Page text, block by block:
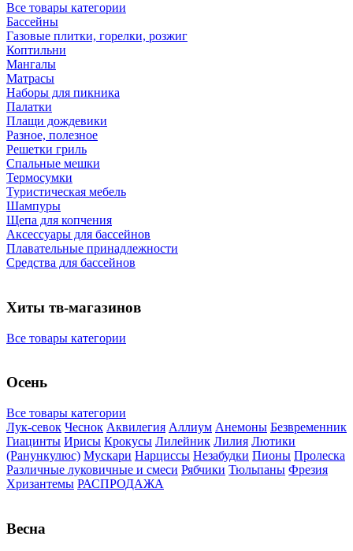
Все товары категории
Бассейны
Газовые плитки, горелки, розжиг
Коптильни
Мангалы
Матрасы
Наборы для пикника
Палатки
Плащи дождевики
Разное, полезное
Решетки гриль
Спальные мешки
Термосумки
Туристическая мебель
Шампуры
Щепа для копчения
Аксессуары для бассейнов
Плавательные принадлежности
Средства для бассейнов
Хиты тв-магазинов
Все товары категории
Осень
Все товары категории
Лук-севок Чеснок Аквилегия Аллиум Анемоны Безвременник
Гиацинты Ирисы Крокусы Лилейник Лилия Лютики
(Ранункулюс) Мускари Нарцисcы Незабудки Пионы Пролеска
Различные луковичные и смеси Рябчики Тюльпаны Фрезия
Хризантемы РАСПРОДАЖА
Весна